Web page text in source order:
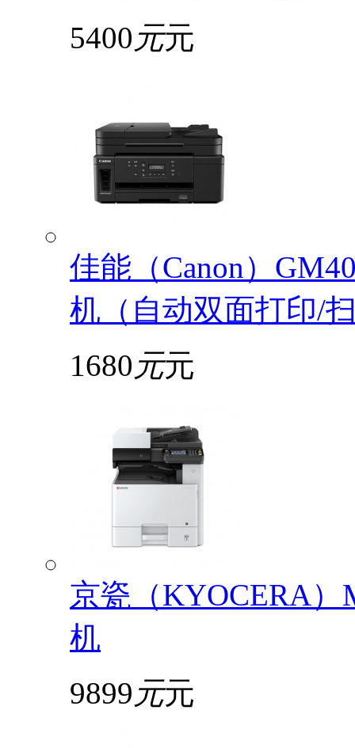
5400 元元
佳能（Canon）
机（自动双面打印/
1680 元元
京瓷（KYOCERA）
机
9899 元元